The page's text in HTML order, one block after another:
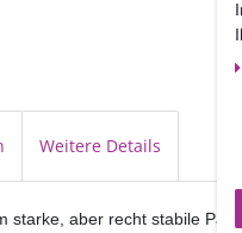
Weitere Details
starke, aber recht stabile